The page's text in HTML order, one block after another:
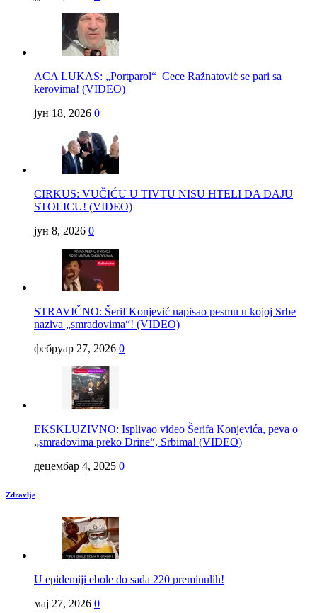
ACA LUKAS: „Portparol“ Cece Ražnatović se pari sa
kerovima! (VIDEO)
јун 18, 2026 0
CIRKUS: VUČIĆU U TIVTU NISU HTELI DA DAJU
STOLICU! (VIDEO)
јун 8, 2026 0
STRAVIČNO: Šerif Konjević napisao pesmu u kojoj Srbe
naziva „smradovima“! (VIDEO)
фебруар 27, 2026 0
EKSKLUZIVNO: Isplivao video Šerifa Konjevića, peva o
„smradovima preko Drine“, Srbima! (VIDEO)
децембар 4, 2025 0
Zdravlje
U epidemiji ebole do sada 220 preminulih!
мај 27, 2026 0